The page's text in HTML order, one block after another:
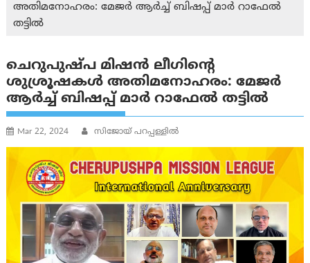
അതിമനോഹരം: മേജർ ആർച്ച് ബിഷപ്പ് മാർ റാഫേൽ
തട്ടിൽ
ചെറുപുഷ്പ മിഷൻ ലീഗിന്റെ
ശുശ്രൂഷകൾ അതിമനോഹരം: മേജർ
ആർച്ച് ബിഷപ്പ് മാർ റാഫേൽ തട്ടിൽ
Mar 22, 2024 സിജോയ് പറപ്പള്ളിൽ